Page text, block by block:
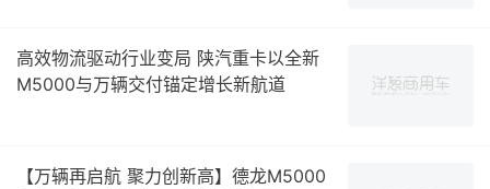
高效物流驱动行业变局 陕汽重卡以全新
M5000与万辆交付锚定增长新航道
【万辆再启航 聚力创新高】德龙M5000